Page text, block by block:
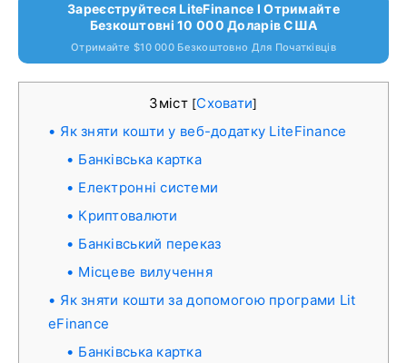
Зареєструйтеся LiteFinance І Отримайте
Безкоштовні 10 000 Доларів США
Отримайте $10 000 Безкоштовно Для Початківців
Зміст [Сховати]
Як зняти кошти у веб-додатку LiteFinance
Банківська картка
Електронні системи
Криптовалюти
Банківський переказ
Місцеве вилучення
Як зняти кошти за допомогою програми Lit
eFinance
Банківська картка